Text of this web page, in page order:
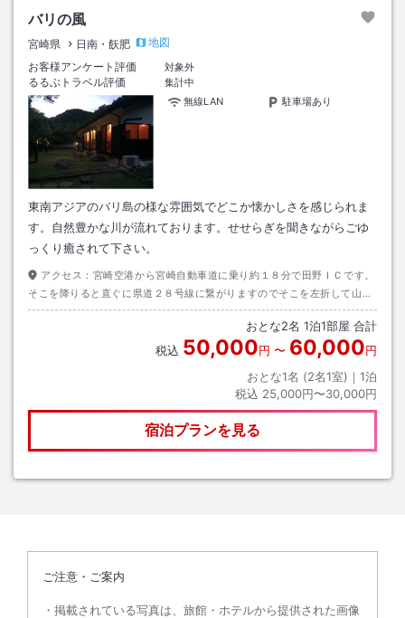
バリの風
宮崎県 日南・飫肥
地図
お客様アンケート評価
対象外
るるぶトラベル評価
集計中
無線LAN
駐車場あり
東南アジアのバリ島の様な雰囲気でどこか懐かしさを感じられま
す。自然豊かな川が流れております。せせらぎを聞きながらごゆ
っくり癒されて下さい。
アクセス： 宮崎空港から宮崎自動車道に乗り約１８分で田野ＩＣです。
そこを降りると直ぐに県道２８号線に繋がりますのでそこを左折して山道
を走ること約１２分でバリの風が左手に見えます。
おとな2名 1泊1部屋 合計
税込 50,000円 〜 60,000円
おとな1名 (2名1室)｜ 1泊
税込 25,000円〜30,000円
宿泊プランを見る
ご注意・ご案内
掲載されている写真は、旅館・ホテルから提供された画像